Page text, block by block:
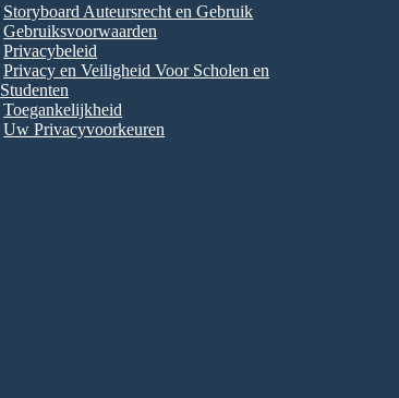
Storyboard Auteursrecht en Gebruik
Gebruiksvoorwaarden
Privacybeleid
Privacy en Veiligheid Voor Scholen en
Studenten
Toegankelijkheid
Uw Privacyvoorkeuren